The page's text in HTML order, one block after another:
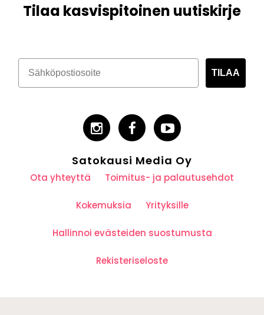
Tilaa kasvispitoinen uutiskirje
TILAA
Satokausi Media Oy
Ota yhteyttä Toimitus- ja palautusehdot
Kokemuksia Yrityksille
Hallinnoi evästeiden suostumusta
Rekisteriseloste